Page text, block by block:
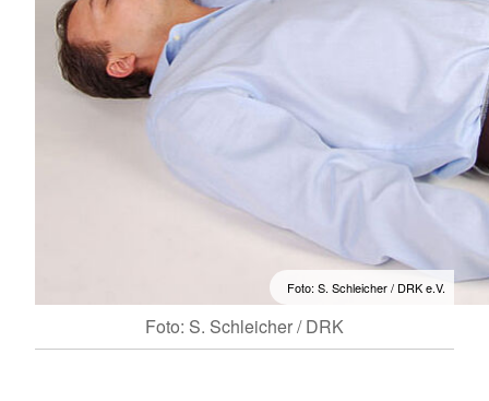
Foto: S. Schleicher / DRK e.V.
Foto: S. Schleicher / DRK